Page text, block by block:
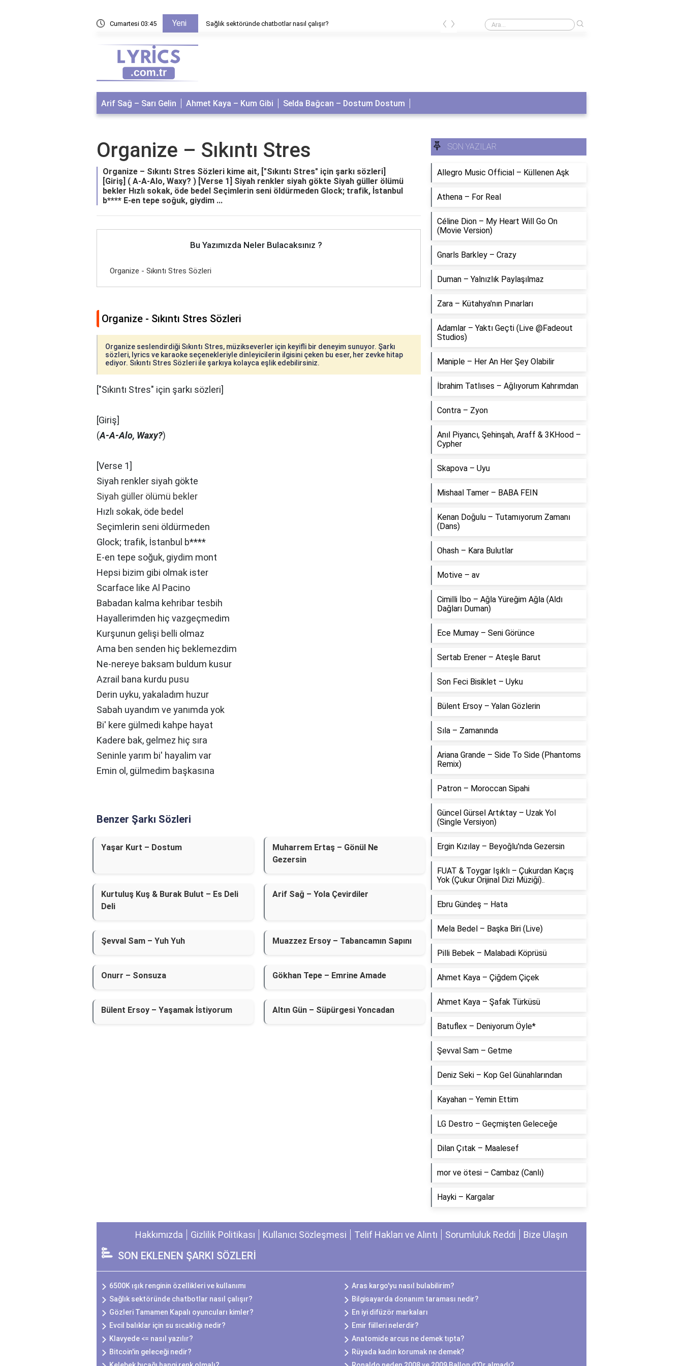
Cumartesi 03:45 Yeni Sağlık sektöründe chatbotlar nasıl çalışır? Sağlık sektöründe chatbotlar nasıl çalışır?
‹ ›
Arif Sağ – Sarı Gelin Ahmet Kaya – Kum Gibi Selda Bağcan – Dostum Dostum
Organize – Sıkıntı Stres
Organize – Sıkıntı Stres Sözleri kime ait, ["Sıkıntı Stres" için şarkı sözleri]
[Giriş] ( A-A-Alo, Waxy? ) [Verse 1] Siyah renkler siyah gökte Siyah güller ölümü
bekler Hızlı sokak, öde bedel Seçimlerin seni öldürmeden Glock; trafik, İstanbul
b**** E-en tepe soğuk, giydim ...
Bu Yazımızda Neler Bulacaksınız ?
Organize - Sıkıntı Stres Sözleri
Organize - Sıkıntı Stres Sözleri
Organize seslendirdiği Sıkıntı Stres, müzikseverler için keyifli bir deneyim sunuyor. Şarkı
sözleri, lyrics ve karaoke seçenekleriyle dinleyicilerin ilgisini çeken bu eser, her zevke hitap
ediyor. Sıkıntı Stres Sözleri ile şarkıya kolayca eşlik edebilirsiniz.
["Sıkıntı Stres" için şarkı sözleri]
[Giriş]
(A-A-Alo, Waxy?)
[Verse 1]
Siyah renkler siyah gökte
Siyah güller ölümü bekler
Hızlı sokak, öde bedel
Seçimlerin seni öldürmeden
Glock; trafik, İstanbul b****
E-en tepe soğuk, giydim mont
Hepsi bizim gibi olmak ister
Scarface like Al Pacino
Babadan kalma kehribar tesbih
Hayallerimden hiç vazgeçmedim
Kurşunun gelişi belli olmaz
Ama ben senden hiç beklemezdim
Ne-nereye baksam buldum kusur
Azrail bana kurdu pusu
Derin uyku, yakaladım huzur
Sabah uyandım ve yanımda yok
Bi' kere gülmedi kahpe hayat
Kadere bak, gelmez hiç sıra
Seninle yarım bi' hayalim var
Emin ol, gülmedim başkasına
Benzer Şarkı Sözleri
Yaşar Kurt – Dostum
Muharrem Ertaş – Gönül Ne
Gezersin
Kurtuluş Kuş & Burak Bulut – Es Deli
Deli
Arif Sağ – Yola Çevirdiler
Şevval Sam – Yuh Yuh Muazzez Ersoy – Tabancamın Sapını
Onurr – Sonsuza Gökhan Tepe – Emrine Amade
Bülent Ersoy – Yaşamak İstiyorum Altın Gün – Süpürgesi Yoncadan
SON YAZILAR
Allegro Music Official – Küllenen Aşk
Athena – For Real
Céline Dion – My Heart Will Go On
(Movie Version)
Gnarls Barkley – Crazy
Duman – Yalnızlık Paylaşılmaz
Zara – Kütahya'nın Pınarları
Adamlar – Yaktı Geçti (Live @Fadeout
Studios)
Maniple – Her An Her Şey Olabilir
İbrahim Tatlıses – Ağlıyorum Kahrımdan
Contra – Zyon
Anıl Piyancı, Şehinşah, Araff & 3KHood –
Cypher
Skapova – Uyu
Mishaal Tamer – BABA FEIN
Kenan Doğulu – Tutamıyorum Zamanı
(Dans)
Ohash – Kara Bulutlar
Motive – av
Cimilli İbo – Ağla Yüreğim Ağla (Aldı
Dağları Duman)
Ece Mumay – Seni Görünce
Sertab Erener – Ateşle Barut
Son Feci Bisiklet – Uyku
Bülent Ersoy – Yalan Gözlerin
Sıla – Zamanında
Ariana Grande – Side To Side (Phantoms
Remix)
Patron – Moroccan Sipahi
Güncel Gürsel Artıktay – Uzak Yol
(Single Versiyon)
Ergin Kızılay – Beyoğlu'nda Gezersin
FUAT & Toygar Işıklı – Çukurdan Kaçış
Yok (Çukur Orijinal Dizi Müziği)..
Ebru Gündeş – Hata
Mela Bedel – Başka Biri (Live)
Pilli Bebek – Malabadi Köprüsü
Ahmet Kaya – Çiğdem Çiçek
Ahmet Kaya – Şafak Türküsü
Batuflex – Deniyorum Öyle*
Şevval Sam – Getme
Deniz Seki – Kop Gel Günahlarından
Kayahan – Yemin Ettim
LG Destro – Geçmişten Geleceğe
Dilan Çıtak – Maalesef
​mor ve ötesi – Cambaz (Canlı)
Hayki – Kargalar
Hakkımızda Gizlilik Politikası Kullanıcı Sözleşmesi Telif Hakları ve Alıntı Sorumluluk Reddi Bize Ulaşın
SON EKLENEN ŞARKI SÖZLERİ
6500K ışık renginin özellikleri ve kullanımı
Aras kargo'yu nasıl bulabilirim?
Sağlık sektöründe chatbotlar nasıl çalışır?
Bilgisayarda donanım taraması nedir?
Gözleri Tamamen Kapalı oyuncuları kimler?
En iyi difüzör markaları
Evcil balıklar için su sıcaklığı nedir?
Emir fiilleri nelerdir?
Klavyede <= nasıl yazılır?
Anatomide arcus ne demek tıpta?
Bitcoin'in geleceği nedir?
Rüyada kadın korumak ne demek?